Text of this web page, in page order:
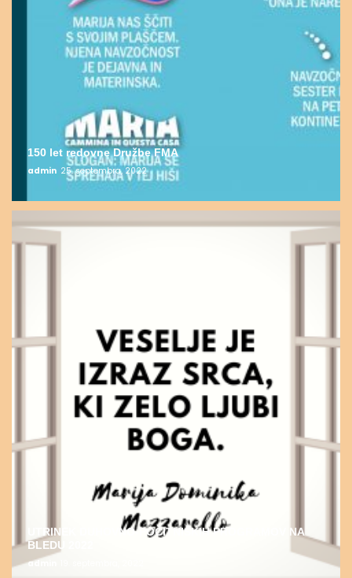
150 let redovne Družbe FMA
admin 25. septembra, 2022
UTRINEK DUHOVNO-POČITNIŠKIH PROGRAMOV NA
BLEDU 2022
admin